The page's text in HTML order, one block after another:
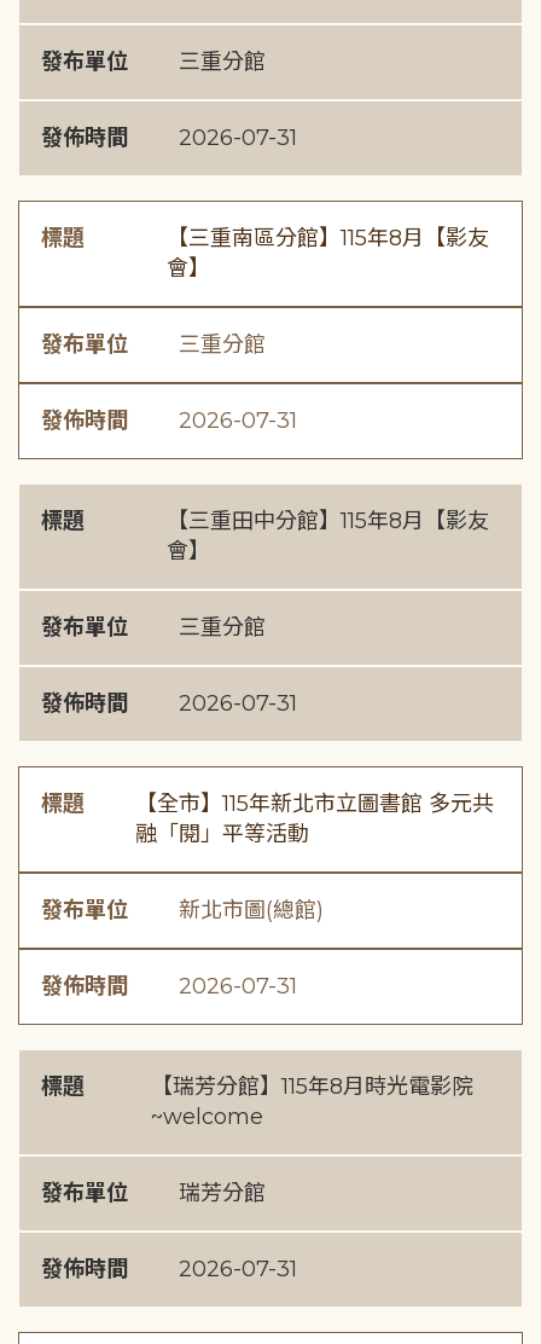
發布單位 三重分館
發佈時間 2026-07-31
標題
【三重南區分館】115年8月【影友
會】
發布單位 三重分館
發佈時間 2026-07-31
標題
【三重田中分館】115年8月【影友
會】
發布單位 三重分館
發佈時間 2026-07-31
標題
【全市】115年新北市立圖書館 多元共
融「閱」平等活動
發布單位 新北市圖(總館)
發佈時間 2026-07-31
標題
【瑞芳分館】115年8月時光電影院
~welcome
發布單位 瑞芳分館
發佈時間 2026-07-31